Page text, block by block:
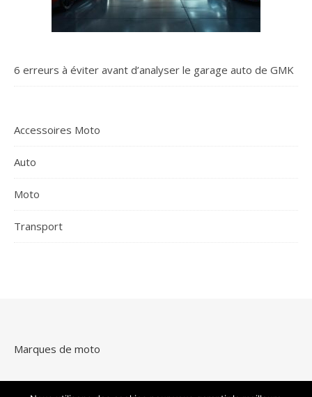
6 erreurs à éviter avant d’analyser le garage auto de GMK
Accessoires Moto
Auto
Moto
Transport
Marques de moto